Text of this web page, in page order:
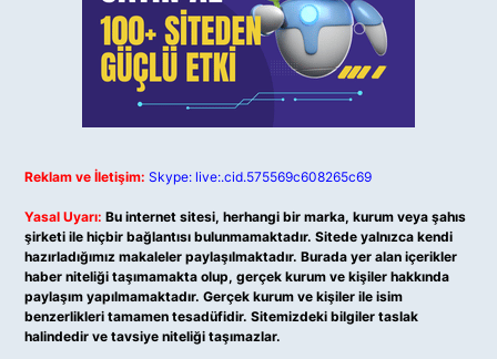
Reklam ve İletişim: Skype: live:.cid.575569c608265c69
Yasal Uyarı: Bu internet sitesi, herhangi bir marka, kurum veya şahıs
şirketi ile hiçbir bağlantısı bulunmamaktadır. Sitede yalnızca kendi
hazırladığımız makaleler paylaşılmaktadır. Burada yer alan içerikler
haber niteliği taşımamakta olup, gerçek kurum ve kişiler hakkında
paylaşım yapılmamaktadır. Gerçek kurum ve kişiler ile isim
benzerlikleri tamamen tesadüfidir. Sitemizdeki bilgiler taslak
halindedir ve tavsiye niteliği taşımazlar.